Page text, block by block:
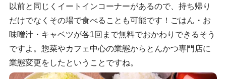
以前と同じくイートインコーナーがあるので、持ち帰り
だけでなくその場で食べることも可能です！ごはん・お
味噌汁・キャベツが各1回まで無料でおかわりできるそう
ですよ。惣菜やカフェ中心の業態からとんかつ専門店に
業態変更をしたということですね。